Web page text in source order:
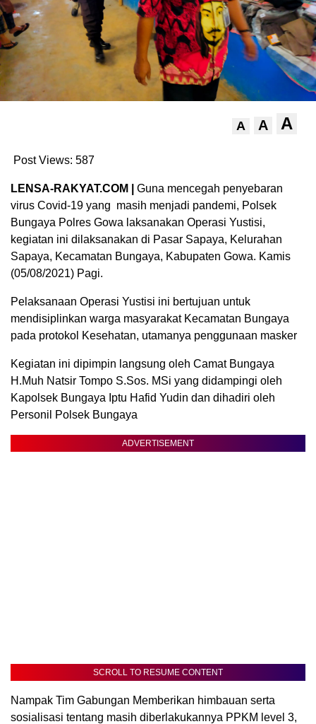
A A A
Post Views: 587
LENSA-RAKYAT.COM | Guna mencegah penyebaran
virus Covid-19 yang masih menjadi pandemi, Polsek
Bungaya Polres Gowa laksanakan Operasi Yustisi,
kegiatan ini dilaksanakan di Pasar Sapaya, Kelurahan
Sapaya, Kecamatan Bungaya, Kabupaten Gowa. Kamis
(05/08/2021) Pagi.
Pelaksanaan Operasi Yustisi ini bertujuan untuk
mendisiplinkan warga masyarakat Kecamatan Bungaya
pada protokol Kesehatan, utamanya penggunaan masker
Kegiatan ini dipimpin langsung oleh Camat Bungaya
H.Muh Natsir Tompo S.Sos. MSi yang didampingi oleh
Kapolsek Bungaya Iptu Hafid Yudin dan dihadiri oleh
Personil Polsek Bungaya
ADVERTISEMENT
SCROLL TO RESUME CONTENT
Nampak Tim Gabungan Memberikan himbauan serta
sosialisasi tentang masih diberlakukannya PPKM level 3,